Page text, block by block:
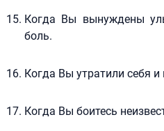
Когда Вы вынуждены
боль.
Когда Вы утратили себя и
Когда Вы боитесь